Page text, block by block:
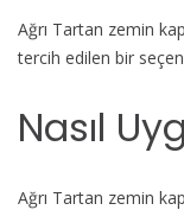
Ağrı Tartan zemin
tercih edilen bir
Nasıl
Ağrı Tartan zemin